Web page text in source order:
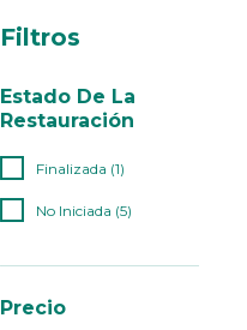
Filtros
Estado De La
Restauración
Finalizada (1)
No Iniciada (5)
Precio